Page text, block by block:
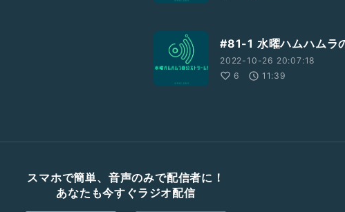
#81-1 水曜ハムハムラ
2022-10-26 20:07:18
6
11:39
スマホで簡単、音声のみで配信者に！
あなたも今すぐラジオ配信